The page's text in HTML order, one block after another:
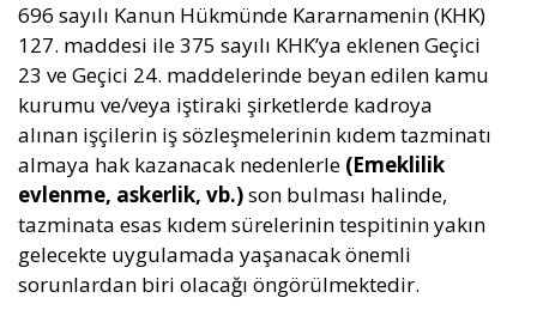
696 sayılı Kanun Hükmünde Kararnamenin (KHK)
127. maddesi ile 375 sayılı KHK’ya eklenen Geçici
23 ve Geçici 24. maddelerinde beyan edilen kamu
kurumu ve/veya iştiraki şirketlerde kadroya
alınan işçilerin iş sözleşmelerinin kıdem tazminatı
almaya hak kazanacak nedenlerle (Emeklilik
evlenme, askerlik, vb.)son bulması halinde,
tazminata esas kıdem sürelerinin tespitinin yakın
gelecekte uygulamada yaşanacak önemli
sorunlardan biri olacağı öngörülmektedir.